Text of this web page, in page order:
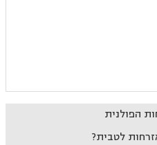
הפולנית
לטבית?